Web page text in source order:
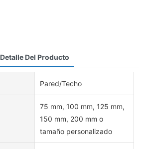
Detalle Del Producto
Pared/Techo
75 mm, 100 mm, 125 mm,
150 mm, 200 mm o
tamaño personalizado